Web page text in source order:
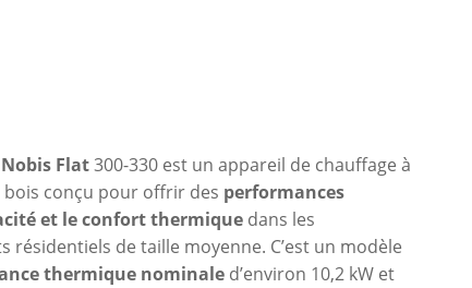
Nobis Flat300-330 est un appareil de chauffage à
conçu pour offrir des performances
et le confort thermique dans les
résidentiels de taille moyenne. C’est un modèle
thermique nominale d’environ 10,2 kW et